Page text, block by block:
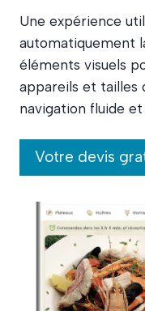
Une expérience
automatiquement
éléments visuels
appareils et tailles
navigation fluide
Votre devis